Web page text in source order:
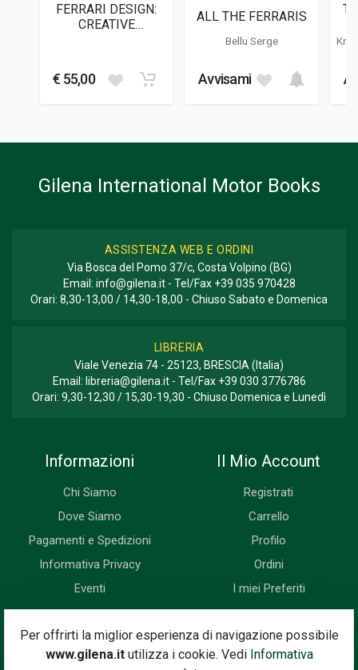
DATA DI STAMPA
FERRARI DESIGN:
CREATIVE
€ 55,00
ALL THE FERRARIS
Bellu Serge
Avvisami
Per offrirti la miglior esperienza di navigazione possibile
www.gilena.itutilizza i cookie. Vedi Informativa
Gilena International Motor Books
ASSISTENZA WEB E ORDINI
Via Bosca del Pomo 37/c, Costa Volpino (BG)
Email: info@gilena.it- Tel/Fax +39 035 970428
Orari: 8,30-13,00 / 14,30-18,00 - Chiuso Sabato e Domenica
LIBRERIA
Viale Venezia 74 - 25123, BRESCIA (Italia)
Email: libreria@gilena.it- Tel/Fax +39 030 3776786
Orari: 9,30-12,30 / 15,30-19,30 - Chiuso Domenica e Lunedì
Informazioni
Chi Siamo
Dove Siamo
Pagamenti e Spedizioni
Informativa Privacy
Eventi
Il Mio Account
Registrati
Carrello
Profilo
Ordini
I miei Preferiti
Newsletter
Iscriviti subito alla nostra newsletter. Riceverai prima di tutti le